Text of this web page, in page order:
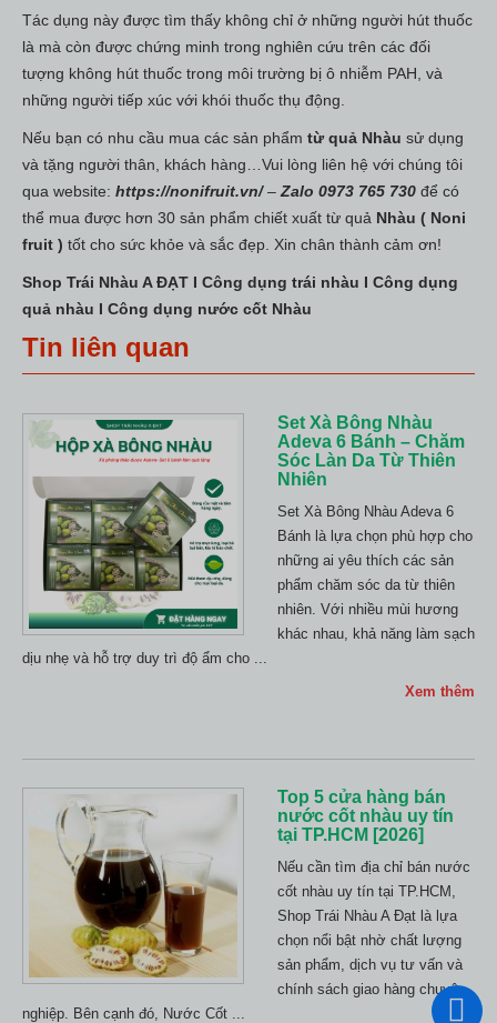
Tác dụng này được tìm thấy không chỉ ở những người hút thuốc
là mà còn được chứng minh trong nghiên cứu trên các đối
tượng không hút thuốc trong môi trường bị ô nhiễm PAH, và
những người tiếp xúc với khói thuốc thụ động.
Nếu bạn có nhu cầu mua các sản phẩm từ quả Nhàu sử dụng
và tặng người thân, khách hàng…Vui lòng liên hệ với chúng tôi
qua website: https://nonifruit.vn/– Zalo 0973 765 730 để có
thể mua được hơn 30 sản phẩm chiết xuất từ quả Nhàu ( Noni
fruit ) tốt cho sức khỏe và sắc đẹp. Xin chân thành cảm ơn!
Shop Trái Nhàu A ĐẠT I Công dụng trái nhàu I Công dụng
quả nhàu I Công dụng nước cốt Nhàu
Tin liên quan
Set Xà Bông Nhàu
Adeva 6 Bánh – Chăm
Sóc Làn Da Từ Thiên
Nhiên
Set Xà Bông Nhàu Adeva 6
Bánh là lựa chọn phù hợp cho
những ai yêu thích các sản
phẩm chăm sóc da từ thiên
nhiên. Với nhiều mùi hương
khác nhau, khả năng làm sạch
dịu nhẹ và hỗ trợ duy trì độ ẩm cho ...
Xem thêm
Top 5 cửa hàng bán
nước cốt nhàu uy tín
tại TP.HCM [2026]
Nếu cần tìm địa chỉ bán nước
cốt nhàu uy tín tại TP.HCM,
Shop Trái Nhàu A Đạt là lựa
chọn nổi bật nhờ chất lượng
sản phẩm, dịch vụ tư vấn và
chính sách giao hàng chuyên
nghiệp. Bên cạnh đó, Nước Cốt ...